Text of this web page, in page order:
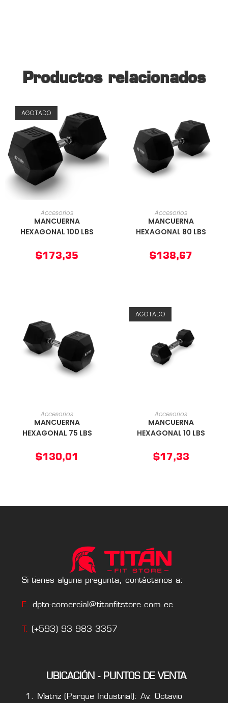
Productos relacionados
AGOTADO
AÑADIR AL CARRITO
Accesorios
MANCUERNA
HEXAGONAL 100 LBS
$173,35
AÑADIR AL CARRITO
Accesorios
MANCUERNA
HEXAGONAL 80 LBS
$138,67
AÑADIR AL CARRITO
Accesorios
MANCUERNA
HEXAGONAL 75 LBS
$130,01
AGOTADO
AÑADIR AL CARRITO
Accesorios
MANCUERNA
HEXAGONAL 10 LBS
$17,33
Si tienes alguna pregunta, contáctanos a:
E. dpto-comercial@titanfitstore.com.ec
T. (+593) 93 983 3357
UBICACIÓN - PUNTOS DE VENTA
Matriz (Parque Industrial): Av. Octavio